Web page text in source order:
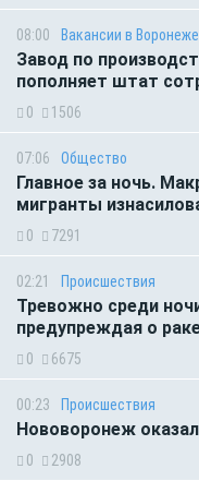
08:00 Вакансии в Воронеже
Завод по
пополняет штат
0 1506
07:06 Общество
Главное за ночь.
мигранты
0 7291
02:21 Происшествия
Тревожно среди
предупреждая о
0 6675
00:23 Происшествия
Нововоронеж
0 2908